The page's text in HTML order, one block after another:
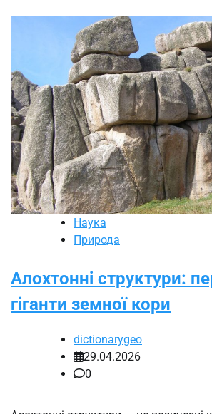
Наука
Природа
Алохтонні структури:
гіганти земної кори
dictionarygeo
29.04.2026
0